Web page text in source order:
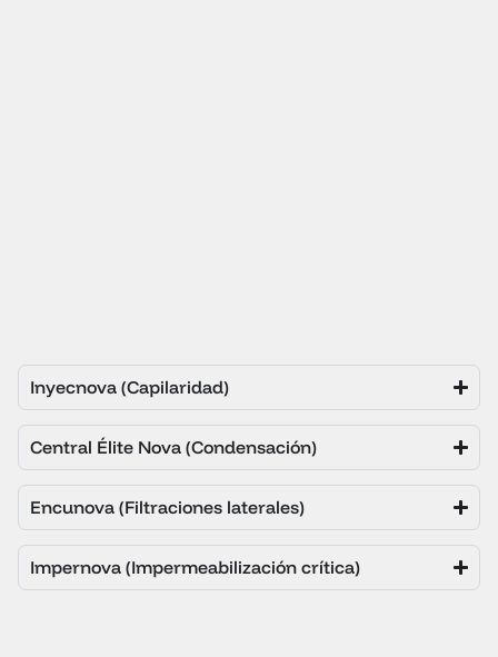
Inyecnova (Capilaridad)
Central Élite Nova (Condensación)
Encunova (Filtraciones laterales)
Impernova (Impermeabilización crítica)